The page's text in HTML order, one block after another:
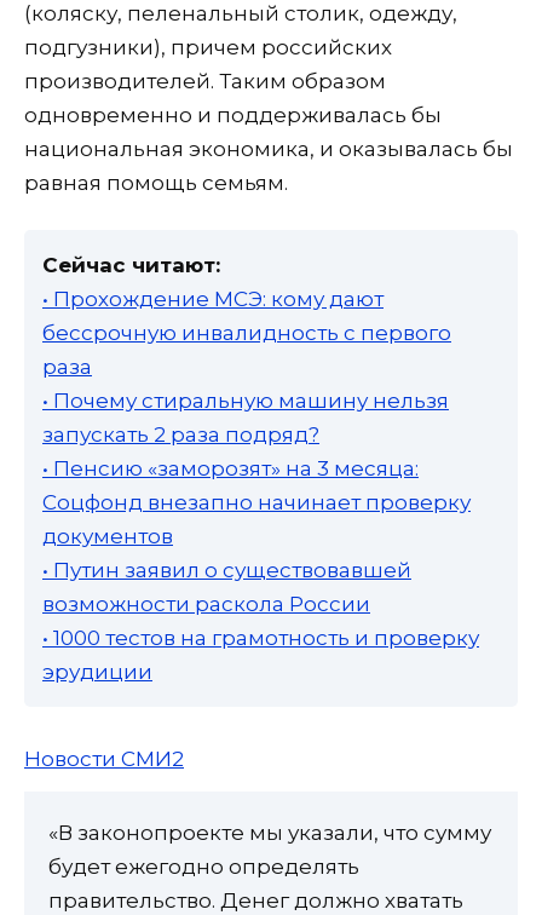
(коляску, пеленальный столик, одежду,
подгузники), причем российских
производителей. Таким образом
одновременно и поддерживалась бы
национальная экономика, и оказывалась бы
равная помощь семьям.
Сейчас читают:
• Прохождение МСЭ: кому дают
бессрочную инвалидность с первого
раза
• Почему стиральную машину нельзя
запускать 2 раза подряд?
• Пенсию «заморозят» на 3 месяца:
Соцфонд внезапно начинает проверку
документов
• Путин заявил о существовавшей
возможности раскола России
• 1000 тестов на грамотность и проверку
эрудиции
Новости СМИ2
«В законопроекте мы указали, что сумму
будет ежегодно определять
правительство. Денег должно хватать